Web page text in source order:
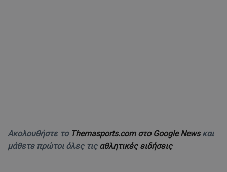
Ακολουθήστε το Themasports.com στο Google Newsκαι
μάθετε πρώτοι όλες τις αθλητικές ειδήσεις